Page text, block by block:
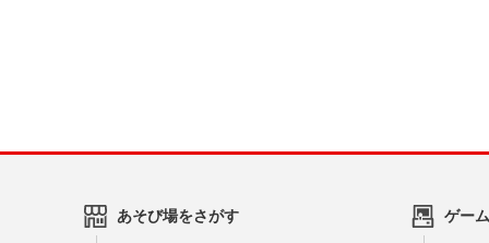
あそび場をさがす ゲー